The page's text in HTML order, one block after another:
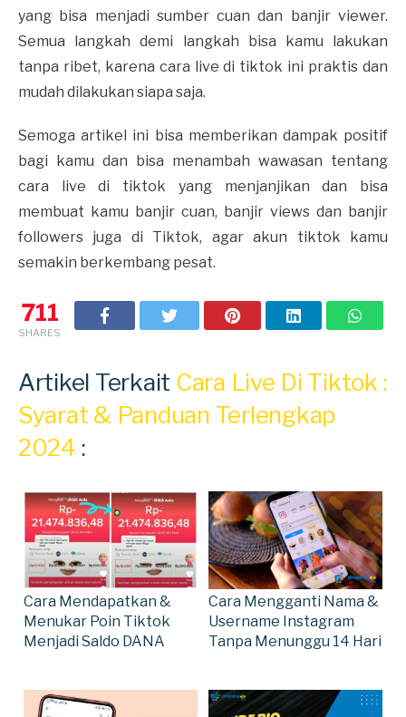
yang bisa menjadi sumber cuan dan banjir viewer.
Semua langkah demi langkah bisa kamu lakukan
tanpa ribet, karena cara live di tiktok ini praktis dan
mudah dilakukan siapa saja.
Semoga artikel ini bisa memberikan dampak positif
bagi kamu dan bisa menambah wawasan tentang
cara live di tiktok yang menjanjikan dan bisa
membuat kamu banjir cuan, banjir views dan banjir
followers juga di Tiktok, agar akun tiktok kamu
semakin berkembang pesat.
711
SHARES
Artikel Terkait Cara Live Di Tiktok :
Syarat & Panduan Terlengkap
2024 :
Cara Mendapatkan &
Menukar Poin Tiktok
Menjadi Saldo DANA
Cara Mengganti Nama &
Username Instagram
Tanpa Menunggu 14 Hari